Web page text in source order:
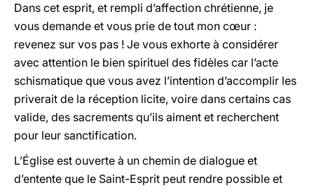
Dans cet esprit, et rempli d’affection chrétienne, je
vous demande et vous prie de tout mon cœur :
revenez sur vos pas ! Je vous exhorte à considérer
avec attention le bien spirituel des fidèles car l’acte
schismatique que vous avez l’intention d’accomplir les
priverait de la réception licite, voire dans certains cas
valide, des sacrements qu’ils aiment et recherchent
pour leur sanctification.
L’Église est ouverte à un chemin de dialogue et
d’entente que le Saint-Esprit peut rendre possible et